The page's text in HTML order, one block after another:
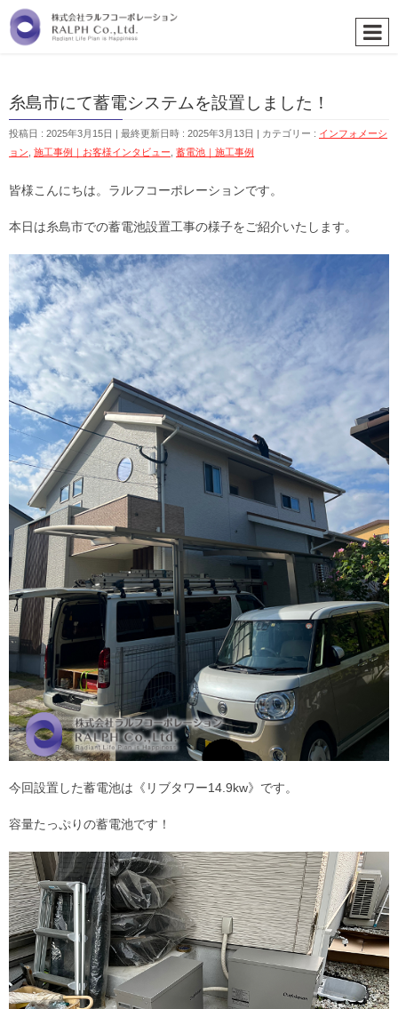
糸島市にて蓄電システムを設置しました！
投稿日 : 2025年3月15日 最終更新日時 : 2025年3月13日 カテゴリー : インフォメーシ
ョン 施工事例｜お客様インタビュー 蓄電池｜施工事例
皆様こんにちは。ラルフコーポレーションです。
本日は糸島市での蓄電池設置工事の様子をご紹介いたします。
今回設置した蓄電池は《リブタワー14.9kw》です。
容量たっぷりの蓄電池です！